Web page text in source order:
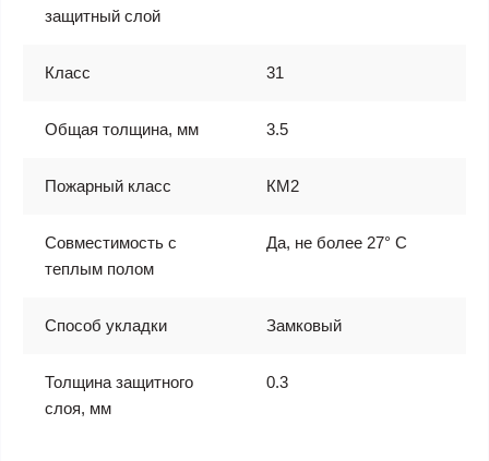
защитный слой
Класс 31
Общая толщина, мм 3.5
Пожарный класс КМ2
Совместимость с
теплым полом
Да, не более 27° С
Способ укладки Замковый
Толщина защитного
слоя, мм
0.3